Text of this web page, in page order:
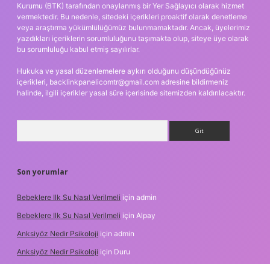
Kurumu (BTK) tarafından onaylanmış bir Yer Sağlayıcı olarak hizmet
vermektedir. Bu nedenle, sitedeki içerikleri proaktif olarak denetleme
veya araştırma yükümlülüğümüz bulunmamaktadır. Ancak, üyelerimiz
yazdıkları içeriklerin sorumluluğunu taşımakta olup, siteye üye olarak
bu sorumluluğu kabul etmiş sayılırlar.
Hukuka ve yasal düzenlemelere aykırı olduğunu düşündüğünüz
içerikleri, backlinkpanelicomtr@gmail.com adresine bildirmeniz
halinde, ilgili içerikler yasal süre içerisinde sitemizden kaldırılacaktır.
Son yorumlar
Bebeklere Ilk Su Nasıl Verilmeli için admin
Bebeklere Ilk Su Nasıl Verilmeli için Alpay
Anksiyöz Nedir Psikoloji için admin
Anksiyöz Nedir Psikoloji için Duru